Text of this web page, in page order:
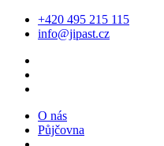
+420 495 215 115
info@jipast.cz
O nás
Půjčovna